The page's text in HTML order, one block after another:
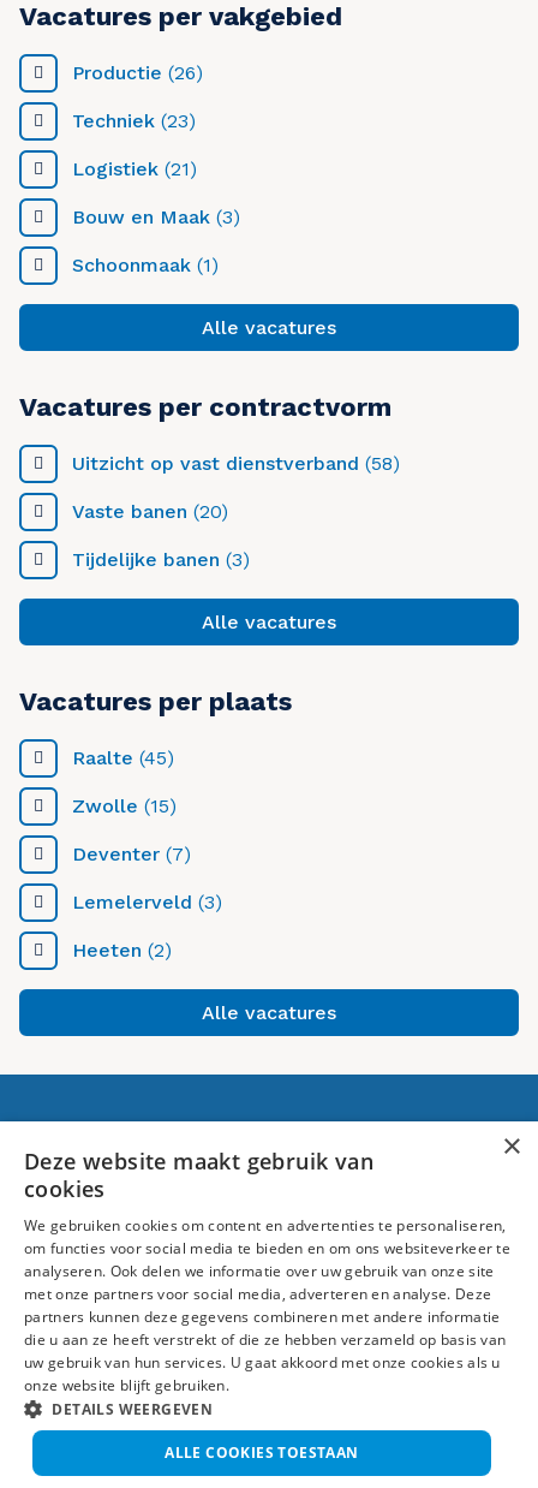
Vacatures per vakgebied
Productie (26)
Techniek (23)
Logistiek (21)
Bouw en Maak (3)
Schoonmaak (1)
Alle vacatures
Vacatures per contractvorm
Uitzicht op vast dienstverband (58)
Vaste banen (20)
Tijdelijke banen (3)
Alle vacatures
Vacatures per plaats
Raalte (45)
Zwolle (15)
Deventer (7)
Lemelerveld (3)
Heeten (2)
Alle vacatures
Banen in Raalte
Over ons
Volg ons
Algemene voorwaarden Disclaimer
×
Deze website maakt gebruik van
cookies
We gebruiken cookies om content en advertenties te personaliseren,
om functies voor social media te bieden en om ons websiteverkeer te
analyseren. Ook delen we informatie over uw gebruik van onze site
met onze partners voor social media, adverteren en analyse. Deze
partners kunnen deze gegevens combineren met andere informatie
die u aan ze heeft verstrekt of die ze hebben verzameld op basis van
uw gebruik van hun services. U gaat akkoord met onze cookies als u
onze website blijft gebruiken.
DETAILS WEERGEVEN
ALLE COOKIES TOESTAAN